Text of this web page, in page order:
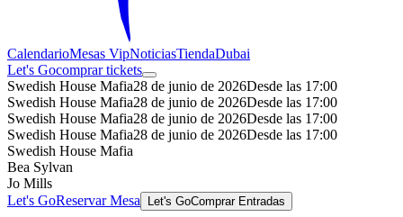
CalendarioMesas VipNoticiasTiendaDubai
Let's Gocomprar tickets
Swedish House Mafia28 de junio de 2026Desde las 17:00
Swedish House Mafia28 de junio de 2026Desde las 17:00
Swedish House Mafia28 de junio de 2026Desde las 17:00
Swedish House Mafia28 de junio de 2026Desde las 17:00
Swedish House Mafia
Bea Sylvan
Jo Mills
Let's GoReservar Mesa Let's GoComprar Entradas